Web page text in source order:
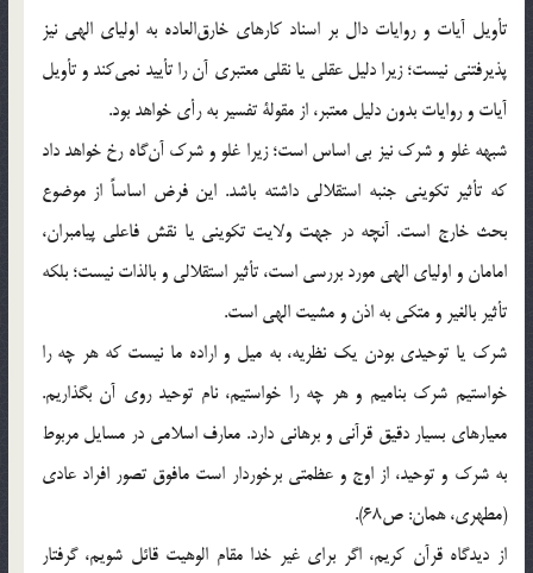
تأويل آيات و روايات دال بر اسناد كارهاي خارق‌العاده به اولياي الهي نيز
پذيرفتني نيست؛ زيرا دليل عقلي يا نقلي معتبري آن را تأييد نمي‌كند و تأويل
آيات و روايات بدون دليل معتبر، از مقولة تفسير به رأي خواهد بود.
شبهه غلو و شرك نيز بي اساس است؛ زيرا غلو و شرك آن‌گاه رخ خواهد داد
كه تأثير تكويني جنبه استقلالي داشته باشد. اين فرض اساساً از موضوع
بحث خارج است. آنچه در جهت ولايت تكويني يا نقش فاعلي پيامبران،
امامان و اولياي الهي مورد بررسي است، تأثير استقلالي و بالذات نيست؛ بلكه
تأثير بالغير و متكي به اذن و مشيت الهي است.
شرك يا توحيدي بودن يك نظريه، به ميل و اراده ما نيست كه هر چه را
خواستيم شرك بناميم و هر چه را خواستيم، نام توحيد روي آن بگذاريم.
معيارهاي بسيار دقيق قرآني و برهاني دارد. معارف اسلامي در مسايل مربوط
به شرك و توحيد، از اوج و عظمتي برخوردار است مافوق تصور افراد عادي
(مطهري، همان: ص68).
از ديدگاه قرآن كريم، اگر براي غير خدا مقام الوهيت قائل شويم، گرفتار